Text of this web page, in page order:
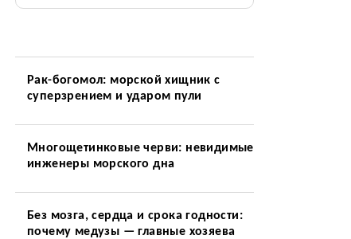
Рак-богомол: морской хищник с
суперзрением и ударом пули
Многощетинковые черви: невидимые
инженеры морского дна
Без мозга, сердца и срока годности:
почему медузы — главные хозяева